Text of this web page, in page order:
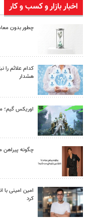
اخبار بازار و کسب و کار
چطور بدون
کدام علائم را
هشدار
اوریکس گیم؛
چگونه پیراهن
امین امینی
کرد